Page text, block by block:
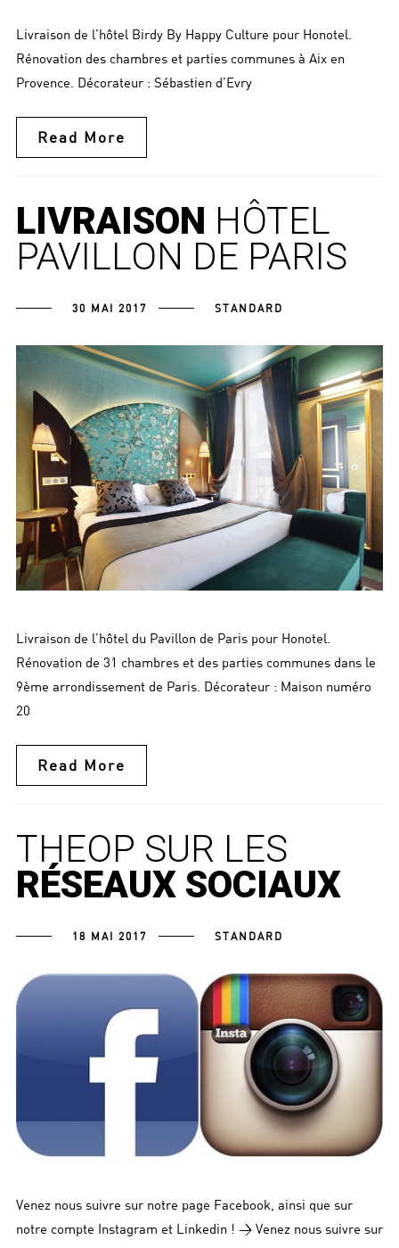
Livraison de l’hôtel Birdy By Happy Culture pour Honotel.
Rénovation des chambres et parties communes à Aix en
Provence. Décorateur : Sébastien d’Evry
Read More
LIVRAISON HÔTEL
PAVILLON DE PARIS
30 MAI 2017 STANDARD
Livraison de l’hôtel du Pavillon de Paris pour Honotel.
Rénovation de 31 chambres et des parties communes dans le
9ème arrondissement de Paris. Décorateur : Maison numéro
20
Read More
THEOP SUR LES
RÉSEAUX SOCIAUX
18 MAI 2017 STANDARD
​Venez nous suivre sur notre page Facebook, ainsi que sur
notre compte Instagram et Linkedin ! > Venez nous suivre sur